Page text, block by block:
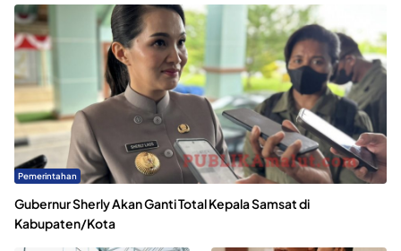
Pemerintahan
Gubernur Sherly Akan Ganti Total Kepala Samsat di
Kabupaten/Kota